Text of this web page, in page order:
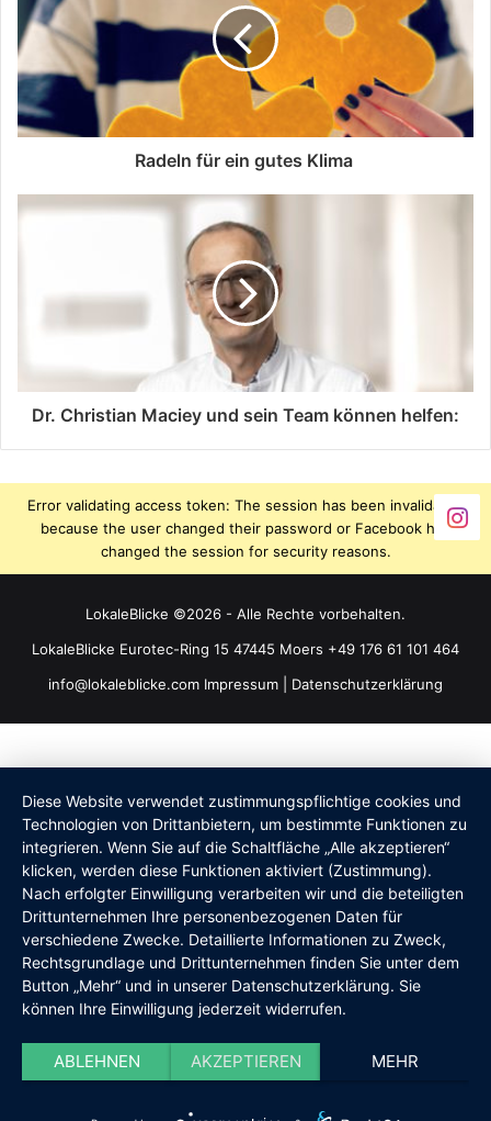
Radeln für ein gutes Klima
Dr. Christian Maciey und sein Team können helfen:
Error validating access token: The session has been invalidated
because the user changed their password or Facebook has
changed the session for security reasons.
LokaleBlicke ©2026 - Alle Rechte vorbehalten.
LokaleBlicke Eurotec-Ring 15 47445 Moers +49 176 61 101 464
info@lokaleblicke.com Impressum Datenschutzerklärung
Diese Website verwendet zustimmungspflichtige cookies und
Technologien von Drittanbietern, um bestimmte Funktionen zu
integrieren. Wenn Sie auf die Schaltfläche „Alle akzeptieren“
klicken, werden diese Funktionen aktiviert (Zustimmung).
Nach erfolgter Einwilligung verarbeiten wir und die beteiligten
Drittunternehmen Ihre personenbezogenen Daten für
verschiedene Zwecke. Detaillierte Informationen zu Zweck,
Rechtsgrundlage und Drittunternehmen finden Sie unter dem
Button „Mehr“ und in unserer Datenschutzerklärung. Sie
können Ihre Einwilligung jederzeit widerrufen.
ABLEHNEN AKZEPTIEREN MEHR